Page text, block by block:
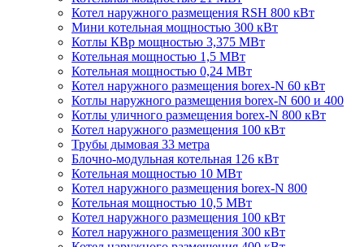
Котел наружного размещения RSH 800 кВт
Мини котельная мощностью 300 кВт
Котлы КВр мощностью 3,375 МВт
Котельная мощностью 1,5 МВт
Котельная мощностью 0,24 МВт
Котел наружного размещения borex-N 60 кВт
Котлы наружного размещения borex-N 600 и 400
Котлы уличного размещения borex-N 800 кВт
Котел наружного размещения 100 кВт
Трубы дымовая 33 метра
Блочно-модульная котельная 126 кВт
Котельная мощностью 10 МВт
Котел наружного размещения borex-N 800
Котельная мощностью 10,5 МВт
Котел наружного размещения 100 кВт
Котел наружного размещения 300 кВт